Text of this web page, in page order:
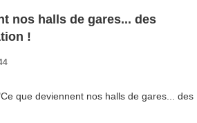
nos halls de gares... des
!